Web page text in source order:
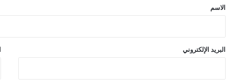
*الاسم
البريد الإلكتروني